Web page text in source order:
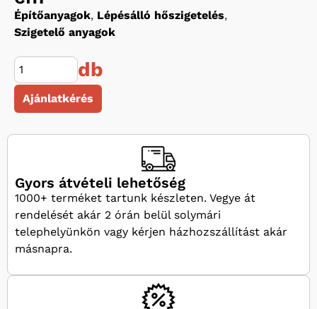
Építőanyagok, Lépésálló hőszigetelés,
Szigetelő anyagok
db
Ajánlatkérés
Gyors átvételi lehetőség
1000+ terméket tartunk készleten. Vegye át
rendelését akár 2 órán belül solymári
telephelyünkön vagy kérjen házhozszállítást akár
másnapra.